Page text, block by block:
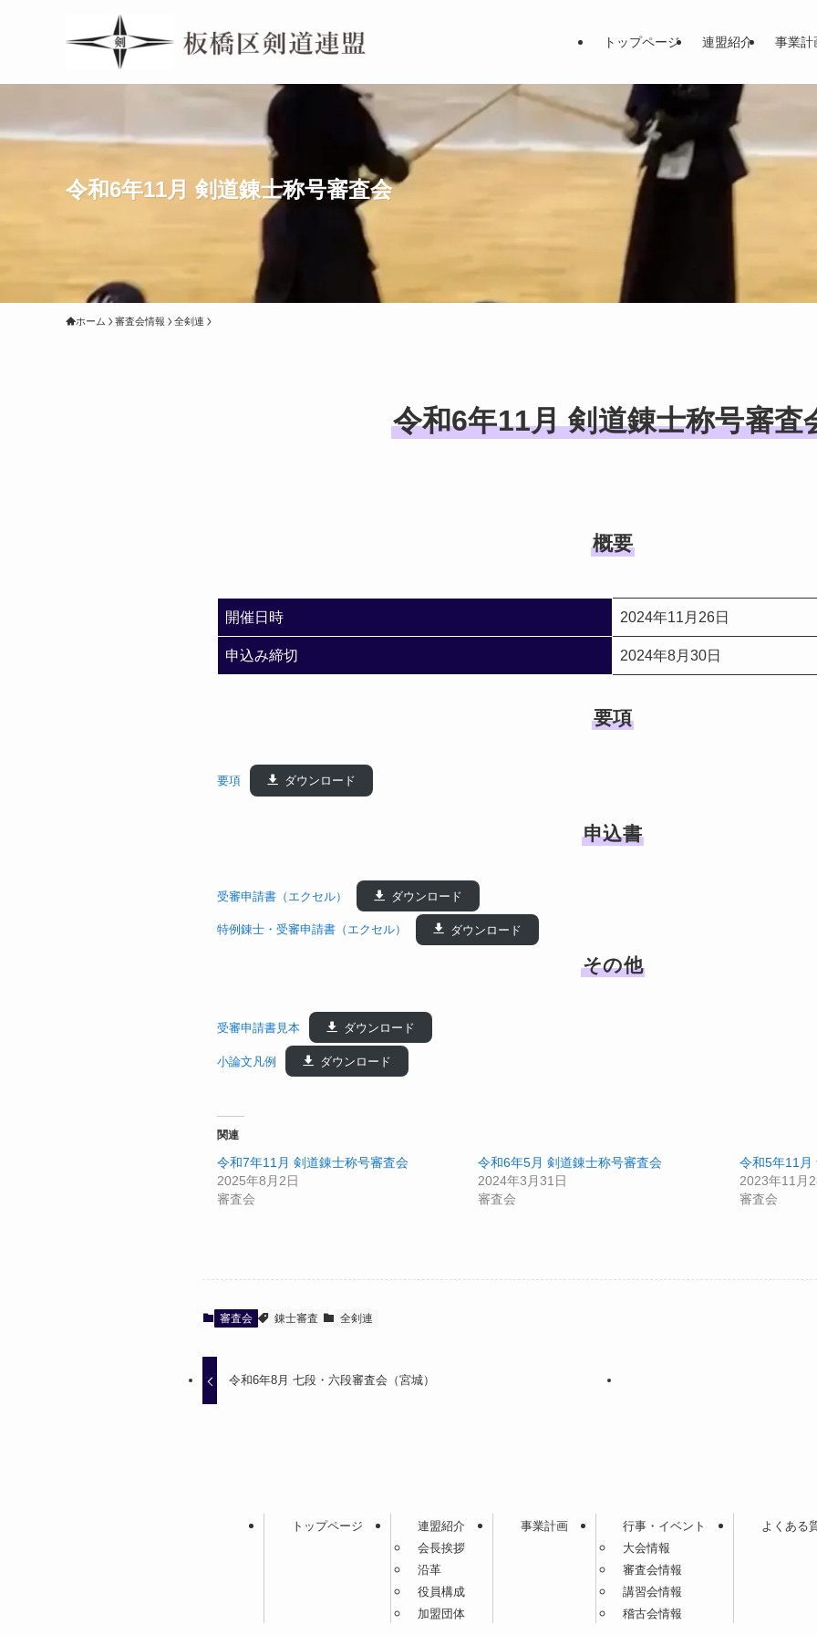
トップページ 連盟紹介 事業計
令和6年11月 剣道錬士称号審査会
ホーム 審査会情報 全剣連
令和6年11月 剣道錬士称号審査
概要
開催日時 2024年11月26日
申込み締切 2024年8月30日
要項
要項 ダウンロード
申込書
受審申請書（エクセル） ダウンロード
特例錬士・受審申請書（エクセル） ダウンロード
その他
受審申請書見本 ダウンロード
小論文凡例 ダウンロード
関連
令和7年11月 剣道錬士称号審査会
2025年8月2日
審査会
令和6年5月 剣道錬士称号審査会
2024年3月31日
審査会
令和5年11月
2023年11月
審査会
審査会 錬士審査 全剣連
令和6年8月 七段・六段審査会（宮城）
トップページ
連盟紹介
会長挨拶
沿革
役員構成
加盟団体
事業計画
行事・イベント
大会情報
審査会情報
講習会情報
稽古会情報
よくある